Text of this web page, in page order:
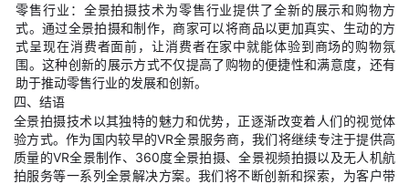
零售行业：全景拍摄技术为零售行业提供了全新的展示和购物方
式。通过全景拍摄和制作，商家可以将商品以更加真实、生动的方
式呈现在消费者面前，让消费者在家中就能体验到商场的购物氛
围。这种创新的展示方式不仅提高了购物的便捷性和满意度，还有
助于推动零售行业的发展和创新。
四、结语
全景拍摄技术以其独特的魅力和优势，正逐渐改变着人们的视觉体
验方式。作为国内较早的VR全景服务商，我们将继续专注于提供高
质量的VR全景制作、360度全景拍摄、全景视频拍摄以及无人机航
拍服务等一系列全景解决方案。我们将不断创新和探索，为客户带